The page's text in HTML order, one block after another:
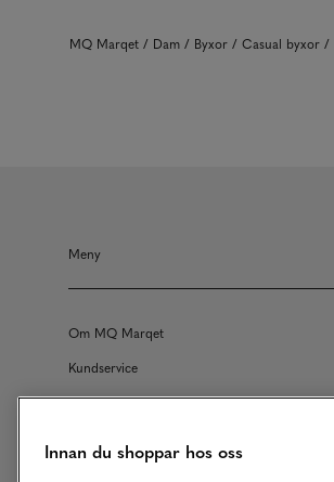
MQ Marqet Dam Byxor Casual byxor
Meny
Om MQ Marqet
Kundservice
Returer
Innan du shoppar hos oss